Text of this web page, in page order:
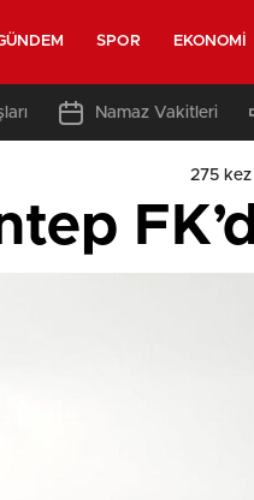
SPOR EKONOMI
Namaz Vakitleri
275